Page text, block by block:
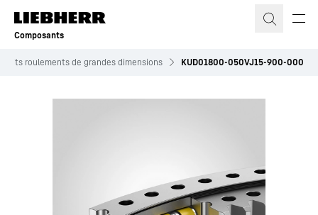
Composants
roulements de grandes dimensions KUD01800-050VJ15-900-000